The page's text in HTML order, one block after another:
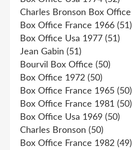
Charles Bronson Box Office
Box Office France 1966 (51)
Box Office Usa 1977 (51)
Jean Gabin (51)
Bourvil Box Office (50)
Box Office 1972 (50)
Box Office France 1965 (50)
Box Office France 1981 (50)
Box Office Usa 1969 (50)
Charles Bronson (50)
Box Office France 1982 (49)